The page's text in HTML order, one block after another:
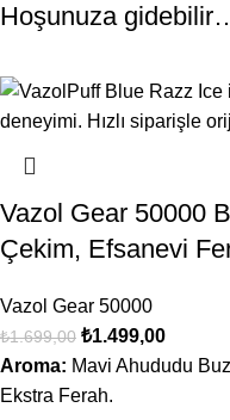
Hoşunuza
-12%
Vazol Gear 50000
Çekim, Efsanevi
Vazol Gear 50000
₺1.699,00 ₺1.499,00
Aroma: Mavi Ahududu
Ekstra Ferah.
-12%